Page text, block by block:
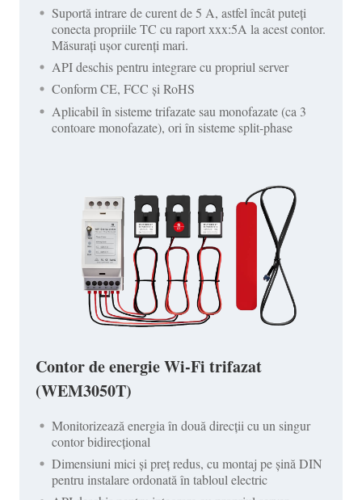
Suportă intrare de curent de 5 A, astfel încât puteți
conecta propriile TC cu raport xxx:5A la acest contor.
Măsurați ușor curenți mari.
API deschis pentru integrare cu propriul server
Conform CE, FCC și RoHS
Aplicabil în sisteme trifazate sau monofazate (ca 3
contoare monofazate), ori în sisteme split-phase
Contor de energie Wi-Fi trifazat
(WEM3050T)
Monitorizează energia în două direcții cu un singur
contor bidirecțional
Dimensiuni mici și preț redus, cu montaj pe șină DIN
pentru instalare ordonată în tabloul electric